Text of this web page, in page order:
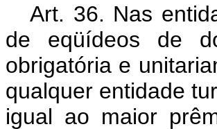
Art. 36. Nas
de eqüídeos de
obrigatória e
qualquer entidade
igual ao maior